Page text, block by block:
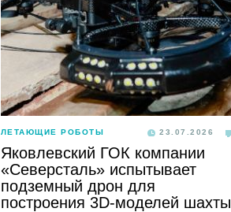
ЛЕТАЮЩИЕ РОБОТЫ 23.07.2026
Яковлевский ГОК компании
«Северсталь» испытывает
подземный дрон для
построения 3D-моделей шахты